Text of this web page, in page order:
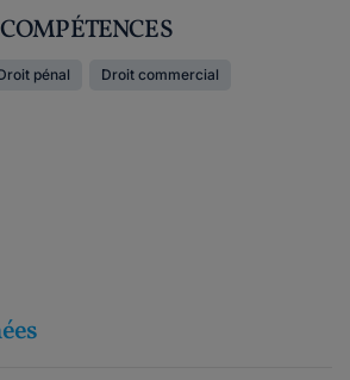
pénal Droit commercial